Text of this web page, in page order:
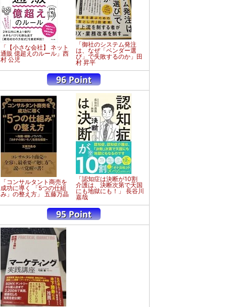
「【小さな会社】 ネット
通販 億超えのルール」西
村 公児
「御社のシステム発注
は、なぜ「ベンダー選
び」で失敗するのか」田
村 昇平
「コンサルタント商売を
成功に導く 「5つの仕組
み」の整え方」 五藤万晶
「認知症は決断が10割
介護は、決断次第で天国
にも地獄にも！」 長谷川
嘉哉